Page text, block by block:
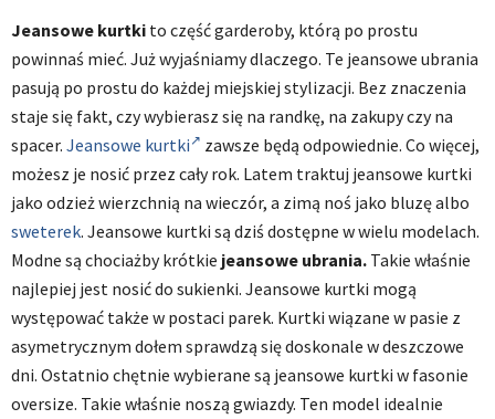
Jeansowe kurtki to część garderoby, którą po prostu
powinnaś mieć. Już wyjaśniamy dlaczego. Te jeansowe ubrania
pasują po prostu do każdej miejskiej stylizacji. Bez znaczenia
staje się fakt, czy wybierasz się na randkę, na zakupy czy na
spacer. Jeansowe kurtki
zawsze będą odpowiednie. Co więcej,
możesz je nosić przez cały rok. Latem traktuj jeansowe kurtki
jako odzież wierzchnią na wieczór, a zimą noś jako bluzę albo
sweterek. Jeansowe kurtki są dziś dostępne w wielu modelach.
Modne są chociażby krótkie jeansowe ubrania. Takie właśnie
najlepiej jest nosić do sukienki. Jeansowe kurtki mogą
występować także w postaci parek. Kurtki wiązane w pasie z
asymetrycznym dołem sprawdzą się doskonale w deszczowe
dni. Ostatnio chętnie wybierane są jeansowe kurtki w fasonie
oversize. Takie właśnie noszą gwiazdy. Ten model idealnie